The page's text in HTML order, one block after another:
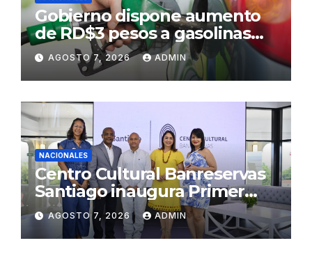
Gobierno dispone aumento
de RD$3 pesos a gasolinas
premium y regular
AGOSTO 7, 2026 ADMIN
NACIONALES
Centro Cultural Banreservas
Santiago inaugura Primer
Congreso de Artesanos de
Santiago
AGOSTO 7, 2026 ADMIN